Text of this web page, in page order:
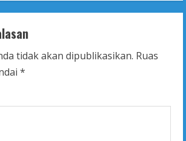
tidak akan dipublikasikan. Ruas
*